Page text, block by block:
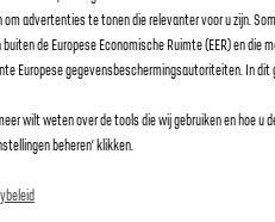
juli 2023 zijn besteld. Voor
om advertenties te tonen die relevanter voor u zijn.
buiten de Europese Economische Ruimte (EER) en
Europese gegevensbeschermingsautoriteiten. In dit
wilt weten over de tools die wij gebruiken en hoe u
beheren’ klikken.